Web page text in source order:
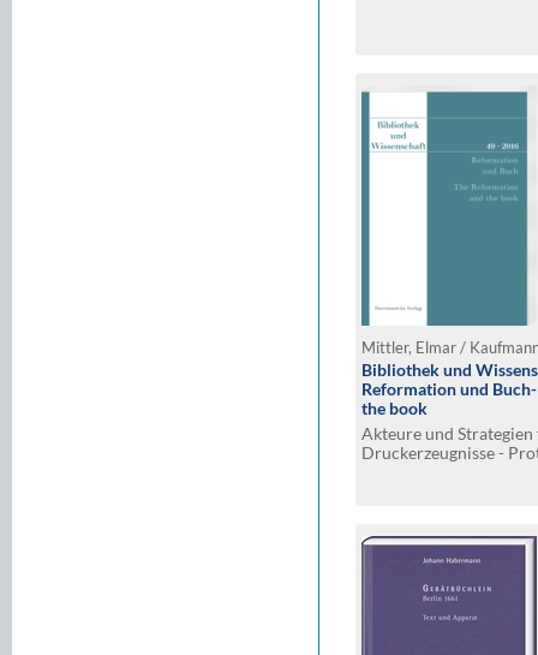
Mittler, Elmar /
Bibliothek und
Reformation und
the book
Akteure und
Druckerzeugnisse -